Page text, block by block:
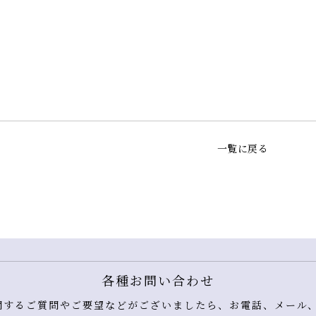
一覧に戻る
各種お問い合わせ
るご質問やご要望などがございましたら、お電話、メール